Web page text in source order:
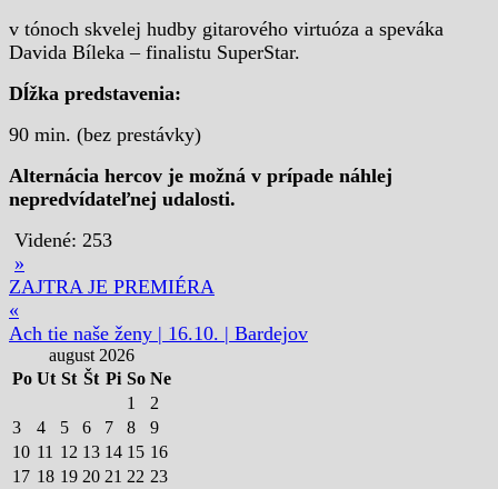
v tónoch skvelej hudby gitarového virtuóza a speváka
Davida Bíleka – finalistu SuperStar.
Dĺžka predstavenia:
90 min. (bez prestávky)
Alternácia hercov je možná v prípade náhlej
nepredvídateľnej udalosti.
Videné: 253
»
ZAJTRA JE PREMIÉRA
«
Ach tie naše ženy | 16.10. | Bardejov
august 2026
Po Ut St Št Pi So Ne
1
2
3
4 5 6 7 8
9
10 11 12 13 14 15 16
17 18 19 20 21 22 23